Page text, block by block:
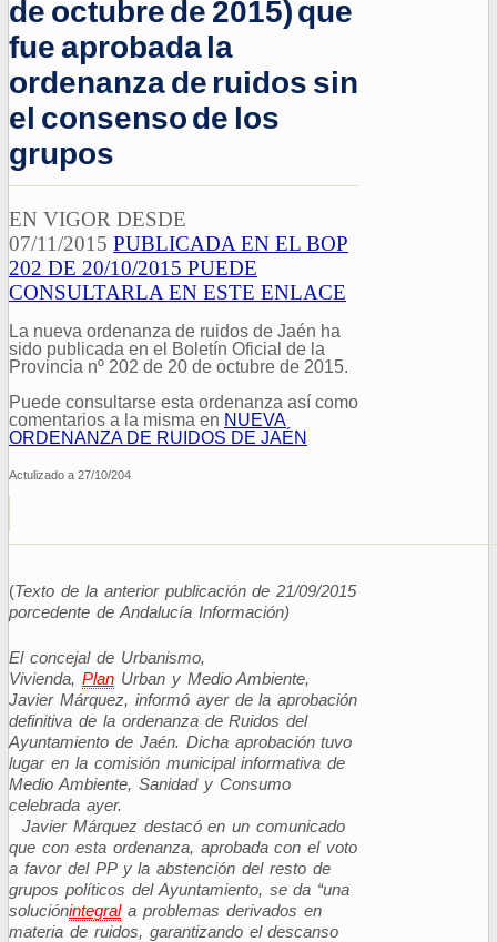
de octubre de 2015) que
fue aprobada la
ordenanza de ruidos sin
el consenso de los
grupos
EN VIGOR DESDE
07/11/2015 PUBLICADA EN EL BOP
202 DE 20/10/2015 PUEDE
CONSULTARLA EN ESTE ENLACE
La nueva ordenanza de ruidos de Jaén ha
sido publicada en el Boletín Oficial de la
Provincia nº 202 de 20 de octubre de 2015.
Puede consultarse esta ordenanza así como
comentarios a la misma en NUEVA
ORDENANZA DE RUIDOS DE JAÉN
Actulizado a 27/10/204
(Texto de la anterior publicación de 21/09/2015
porcedente de Andalucía Información)
El concejal de Urbanismo,
Vivienda, PlanUrban y Medio Ambiente,
Javier Márquez, informó ayer de la aprobación
definitiva de la ordenanza de Ruidos del
Ayuntamiento de Jaén. Dicha aprobación tuvo
lugar en la comisión municipal informativa de
Medio Ambiente, Sanidad y Consumo
celebrada ayer.
Javier Márquez destacó en un comunicado
que con esta ordenanza, aprobada con el voto
a favor del PP y la abstención del resto de
grupos políticos del Ayuntamiento, se da “una
soluciónintegrala problemas derivados en
materia de ruidos, garantizando el descanso